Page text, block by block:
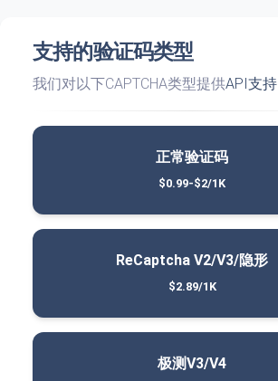
支持的验证码类型
我们对以下CAPTCHA类型提供API支持
正常验证码
$0.99-$2/1K
ReCaptcha V2/V3/隐形
$2.89/1K
极测V3/V4